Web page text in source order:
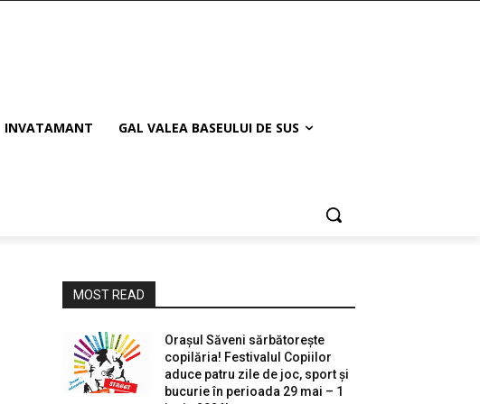
INVATAMANT GAL VALEA BASEULUI DE SUS
MOST READ
Orașul Săveni sărbătorește
copilăria! Festivalul Copiilor
aduce patru zile de joc, sport și
bucurie în perioada 29 mai – 1